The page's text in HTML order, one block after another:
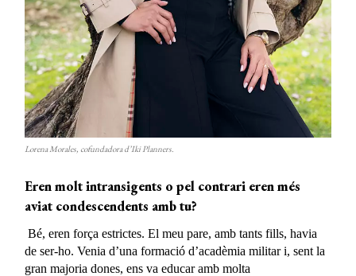
Lorena Morales, cofundadora d’Iki Planners.
Eren molt intransigents o pel contrari eren més
aviat condescendents ambtu?
Bé, eren força estrictes. El meu pare, amb tants fills, havia
de ser-ho. Venia d’una formació d’acadèmia militar i, sent la
gran majoria dones, ens va educar amb molta